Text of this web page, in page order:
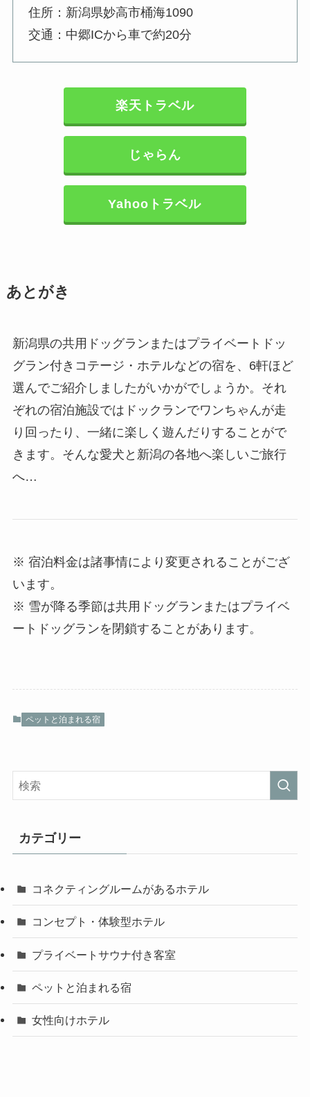
住所：新潟県妙高市桶海1090
交通：中郷ICから車で約20分
楽天トラベル
じゃらん
Yahooトラベル
あとがき
新潟県の共用ドッグランまたはプライベートドッ
グラン付きコテージ・ホテルなどの宿を、6軒ほど
選んでご紹介しましたがいかがでしょうか。それ
ぞれの宿泊施設ではドックランでワンちゃんが走
り回ったり、一緒に楽しく遊んだりすることがで
きます。そんな愛犬と新潟の各地へ楽しいご旅行
へ…
※ 宿泊料金は諸事情により変更されることがござ
います。
※ 雪が降る季節は共用ドッグランまたはプライベ
ートドッグランを閉鎖することがあります。
ペットと泊まれる宿
カテゴリー
コネクティングルームがあるホテル
コンセプト・体験型ホテル
プライベートサウナ付き客室
ペットと泊まれる宿
女性向けホテル